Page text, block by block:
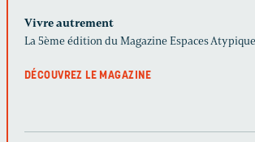
Vivre autrement
La 5ème édition du Magazine Espaces
DÉCOUVREZ LE MAGAZINE